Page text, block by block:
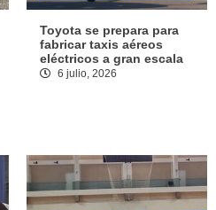
Toyota se prepara para
fabricar taxis aéreos
eléctricos a gran escala
6 julio, 2026